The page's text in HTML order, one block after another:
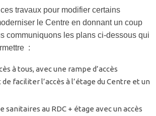
travaux pour modifier certains
le Centre en donnant un coup
communiquons les plans ci-dessous qui
:
à tous, avec une rampe d’accès
faciliter l’accès à l’étage du Centre et un
sanitaires au RDC + étage avec un accès